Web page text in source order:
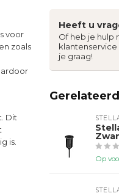
voor
zoals
Dit
is.
Heeft u
Of heb je hulp
klantenservice
je graag!
Op